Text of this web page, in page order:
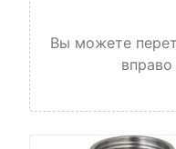
Вы можете